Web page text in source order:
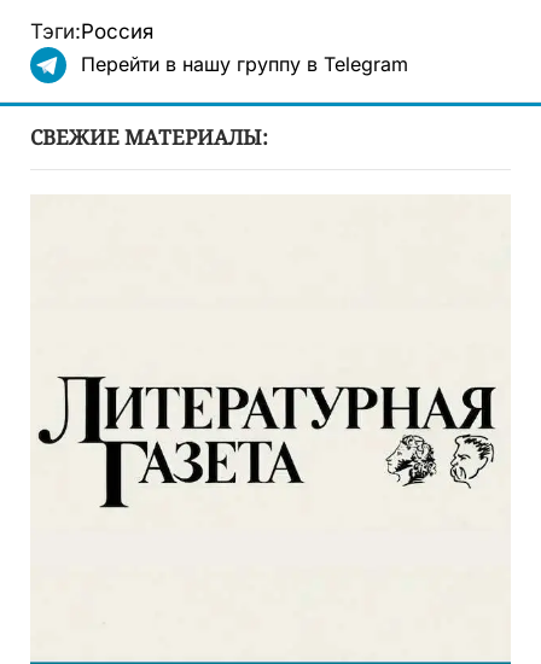
Тэги:Россия
Перейти в нашу группу в Telegram
СВЕЖИЕ МАТЕРИАЛЫ: